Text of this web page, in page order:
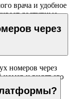
врача и удобное
доступные
оператора. Все
через
номеров через
номер и видят его
в